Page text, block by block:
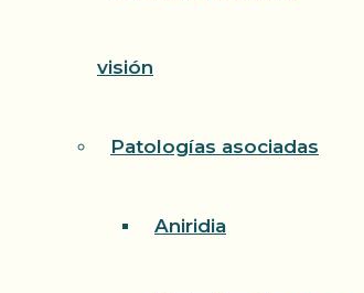
visión
Patologías asociadas
Aniridia